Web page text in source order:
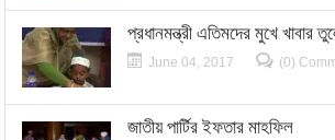
প্রধানমন্ত্রী এতিমদের মুখে খাবার
June 04, 2017 (0)
জাতীয় পার্টির ইফতার মাহফিল